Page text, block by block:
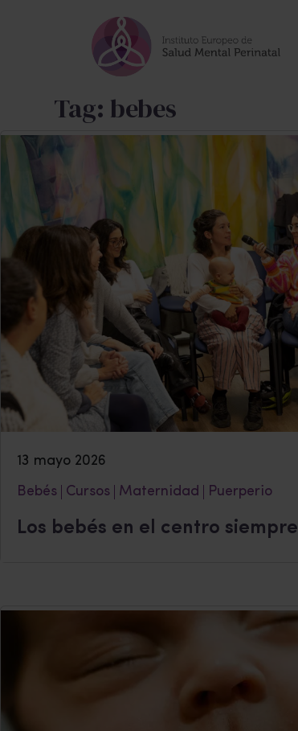
Tag: bebes
13 mayo 2026
Bebés
Cursos Maternidad Puerperio
Los bebés en el centro siempre